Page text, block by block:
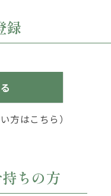
録
方はこちら）
ちの方